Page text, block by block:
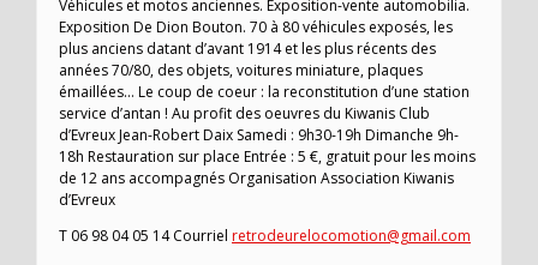
Véhicules et motos anciennes. Exposition-vente automobilia.
Exposition De Dion Bouton. 70 à 80 véhicules exposés, les
plus anciens datant d’avant 1914 et les plus récents des
années 70/80, des objets, voitures miniature, plaques
émaillées… Le coup de coeur : la reconstitution d’une station
service d’antan ! Au profit des oeuvres du Kiwanis Club
d’Evreux Jean-Robert Daix Samedi : 9h30-19h Dimanche 9h-
18h Restauration sur place Entrée : 5 €, gratuit pour les moins
de 12 ans accompagnés Organisation Association Kiwanis
d’Evreux
T 06 98 04 05 14 Courriel retrodeurelocomotion@gmail.com